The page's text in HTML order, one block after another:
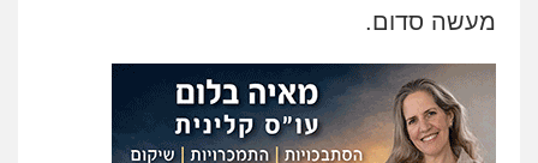
מעשה סדום.